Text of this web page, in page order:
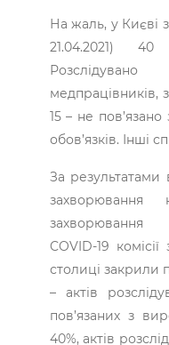
На жаль, у Києві
21.04.2021) 40
медпрацівників,
15 – не
обов’язків. Інші
За результатами
захворювання
захворювання
COVID-19
столиці закрили
– актів
пов’язаних з
40%, актів